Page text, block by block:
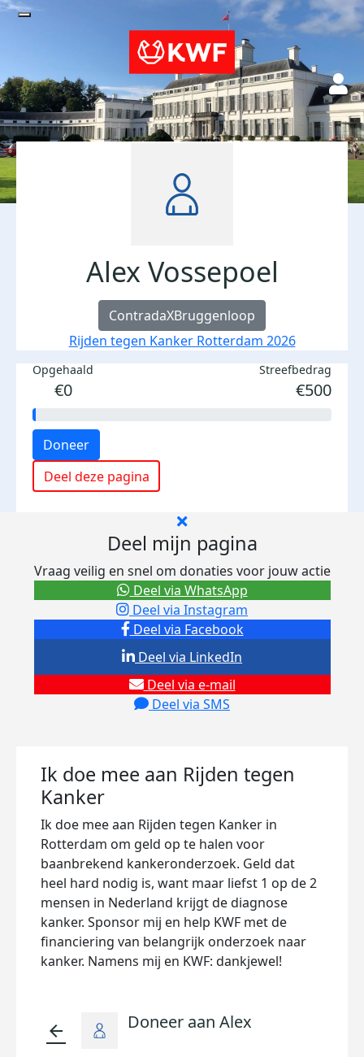
Alex Vossepoel
ContradaXBruggenloop
Rijden tegen Kanker Rotterdam 2026
Opgehaald
€0
Streefbedrag
€500
Doneer
Deel deze pagina
Deel mijn pagina
Vraag veilig en snel om donaties voor jouw actie
Deel via Facebook
Deel via Instagram
Deel via e-mail
Deel via SMS
Deel via LinkedIn
Deel via WhatsApp
Ik doe mee aan Rijden tegen
Kanker
Ik doe mee aan Rijden tegen Kanker in
Rotterdam om geld op te halen voor
baanbrekend kankeronderzoek. Geld dat
heel hard nodig is, want maar liefst 1 op de 2
mensen in Nederland krijgt de diagnose
kanker. Sponsor mij en help KWF met de
financiering van belangrijk onderzoek naar
kanker. Namens mij en KWF: dankjewel!
arrow_back Doneer aan Alex